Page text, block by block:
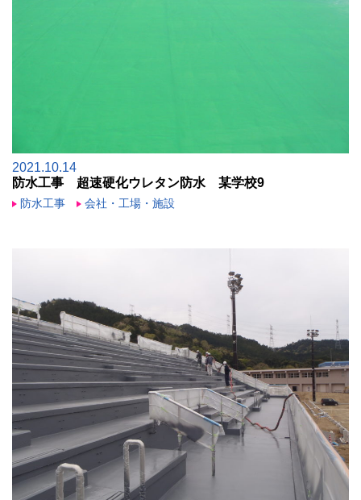
2021.10.14
防水工事 超速硬化ウレタン防水 某学校9
防水工事 会社・工場・施設